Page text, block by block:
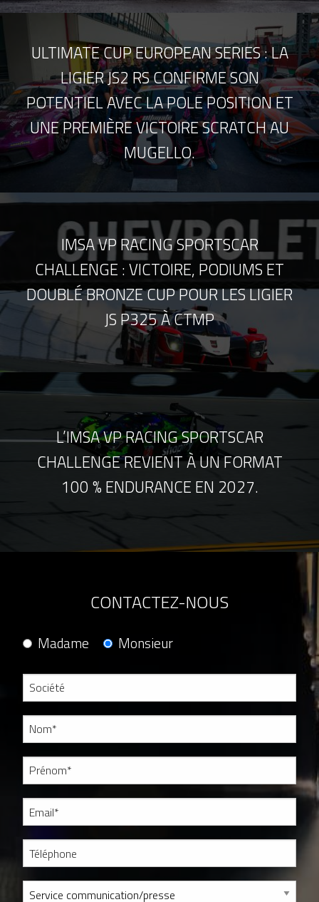
ULTIMATE CUP EUROPEAN SERIES : LA
LIGIER JS2 RS CONFIRME SON
POTENTIEL AVEC LA POLE POSITION ET
UNE PREMIÈRE VICTOIRE SCRATCH AU
MUGELLO.
IMSA VP RACING SPORTSCAR
CHALLENGE : VICTOIRE, PODIUMS ET
DOUBLÉ BRONZE CUP POUR LES LIGIER
JS P325 À CTMP
L’IMSA VP RACING SPORTSCAR
CHALLENGE REVIENT À UN FORMAT
100 % ENDURANCE EN 2027.
CONTACTEZ-NOUS
Madame Monsieur